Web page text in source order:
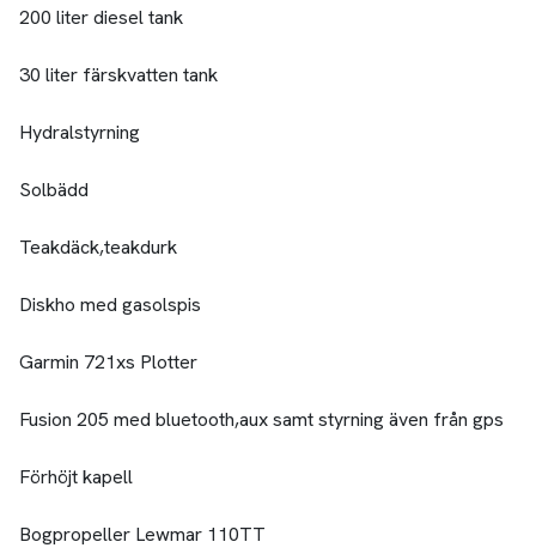
200 liter diesel tank
30 liter färskvatten tank
Hydralstyrning
Solbädd
Teakdäck,teakdurk
Diskho med gasolspis
Garmin 721xs Plotter
Fusion 205 med bluetooth,aux samt styrning även från gps
Förhöjt kapell
Bogpropeller Lewmar 110TT